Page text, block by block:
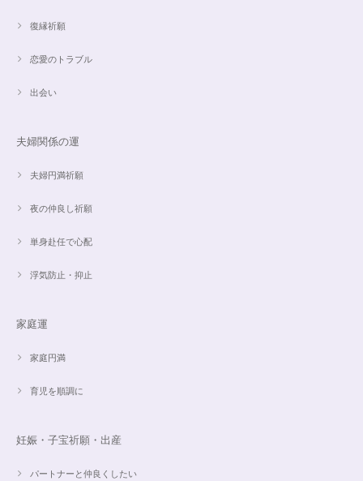
復縁祈願
恋愛のトラブル
出会い
夫婦関係の運
夫婦円満祈願
夜の仲良し祈願
単身赴任で心配
浮気防止・抑止
家庭運
家庭円満
育児を順調に
妊娠・子宝祈願・出産
パートナーと仲良くしたい